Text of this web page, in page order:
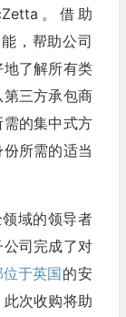
。借助
，帮助公司
了解所有类
三方承包商
的集中式方
所需的适当
域的领导者
司完成了对
位于英国的安
次收购将助